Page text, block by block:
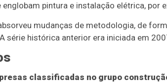
pintura e instalação elétrica, por
mudanças de metodologia, de
série histórica anterior era iniciada em
classificadas no grupo